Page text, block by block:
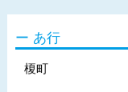
あ行
榎町